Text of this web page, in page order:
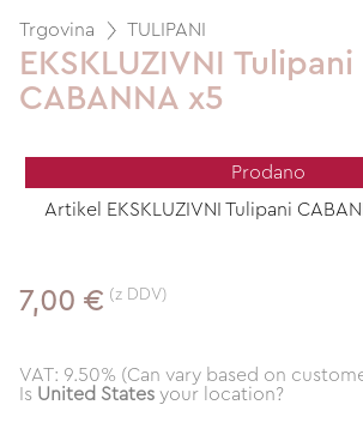
Trgovina TULIPANI
EKSKLUZIVNI Tulipani
CABANNA x5
Prodano
Artikel EKSKLUZIVNI Tulipani
7,00 € (z DDV)
VAT: 9.50% (Can vary based on
Is United States your location?